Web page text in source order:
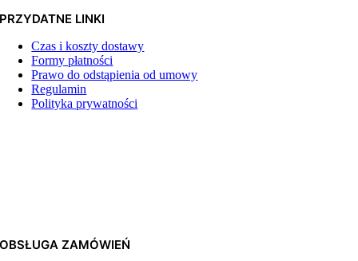
PRZYDATNE LINKI
Czas i koszty dostawy
Formy płatności
Prawo do odstąpienia od umowy
Regulamin
Polityka prywatności
OBSŁUGA ZAMÓWIEŃ